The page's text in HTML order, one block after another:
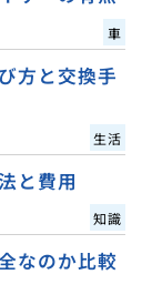
車
方と交換手
生活
と費用
知識
なのか比較